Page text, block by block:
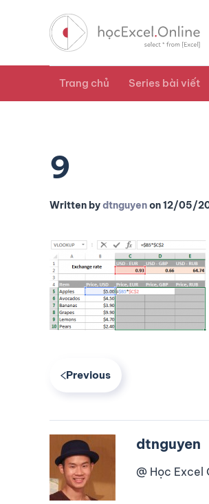
Trang chủ Series bài viết
9
Written bydtnguyenon12/05/
Previous
dtnguyen
@ Học Excel